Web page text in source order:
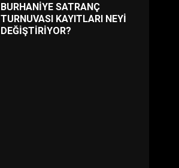
BURHANİYE SATRANÇ
TURNUVASI KAYITLARI NEYİ
DEĞİŞTİRİYOR?